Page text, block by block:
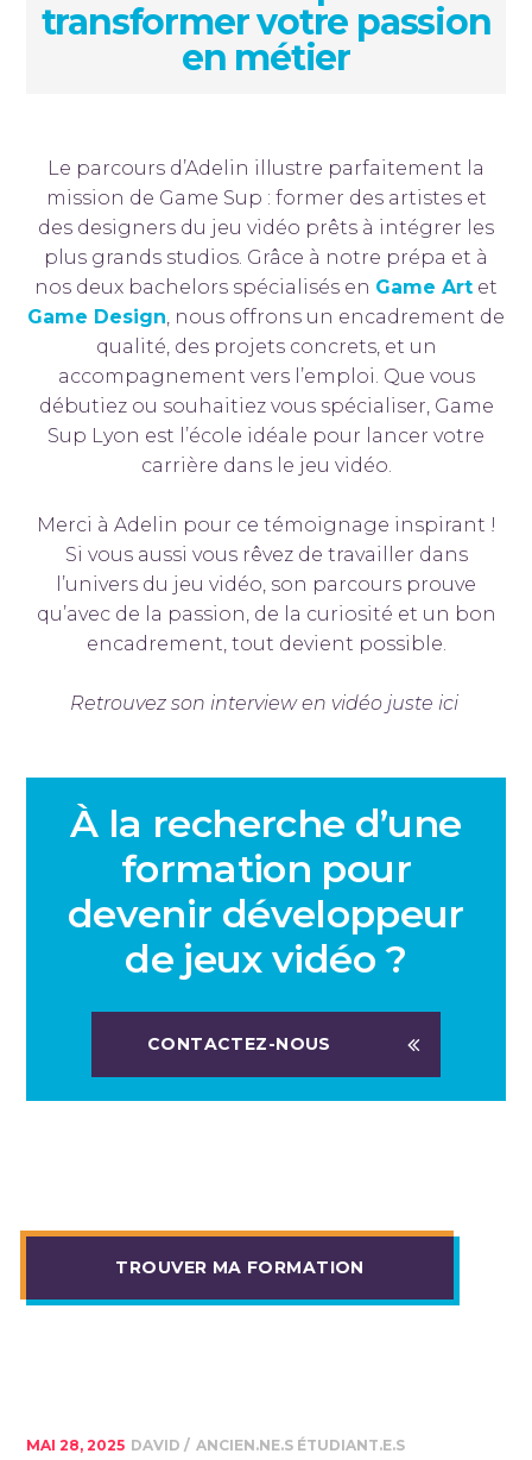
transformer votre passion
en métier
Le parcours d’Adelin illustre parfaitement la
mission de Game Sup : former des artistes et
des designers du jeu vidéo prêts à intégrer les
plus grands studios. Grâce à notre prépa et à
nos deux bachelors spécialisés en Game Art et
Game Design, nous offrons un encadrement de
qualité, des projets concrets, et un
accompagnement vers l’emploi. Que vous
débutiez ou souhaitiez vous spécialiser, Game
Sup Lyon est l’école idéale pour lancer votre
carrière dans le jeu vidéo.
Merci à Adelin pour ce témoignage inspirant !
Si vous aussi vous rêvez de travailler dans
l’univers du jeu vidéo, son parcours prouve
qu’avec de la passion, de la curiosité et un bon
encadrement, tout devient possible.
Retrouvez son interview en vidéo juste ici
À la recherche d’une
formation pour
devenir développeur
de jeux vidéo ?
CONTACTEZ-NOUS
TROUVER MA FORMATION
MAI 28, 2025 DAVID ANCIEN.NE.S ÉTUDIANT.E.S